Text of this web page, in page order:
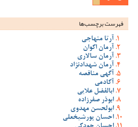
فهرست برچسب‌ها
آرتا منهاجی
آرمان اکوان
آرمان سالاری
آرمان شهدادنژاد
آگهی مناقصه
آکادمی
ابالفضل علایی
ابوذر صفرزاده
ابولحسن مهدوی
احسان پورشیخعلی